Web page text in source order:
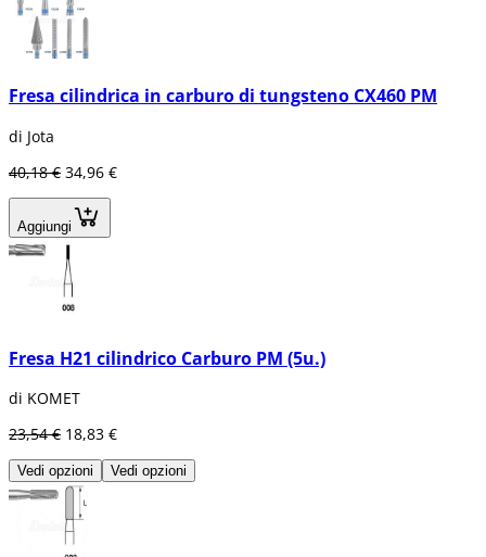
Fresa cilindrica in carburo di tungsteno CX460 PM
di Jota
40,18 € 34,96 €
Aggiungi
Fresa H21 cilindrico Carburo PM (5u.)
di KOMET
23,54 € 18,83 €
Vedi opzioni Vedi opzioni